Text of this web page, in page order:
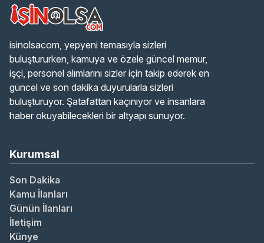
isinolsacom, yepyeni temasıyla sizleri
buluştururken, kamuya ve özele güncel memur,
işçi, personel alımlarını sizler için takip ederek en
güncel ve son dakika duyurularla sizleri
buluşturuyor. Şatafattan kaçınıyor ve insanlara
haber okuyabilecekleri bir altyapı sunuyor.
Kurumsal
Son Dakika
Kamu İlanları
Günün İlanları
İletişim
Künye